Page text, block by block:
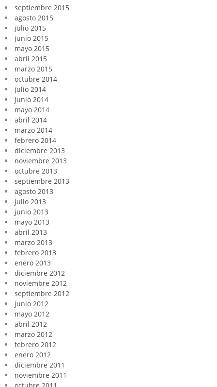
septiembre 2015
agosto 2015
julio 2015
junio 2015
mayo 2015
abril 2015
marzo 2015
octubre 2014
julio 2014
junio 2014
mayo 2014
abril 2014
marzo 2014
febrero 2014
diciembre 2013
noviembre 2013
octubre 2013
septiembre 2013
agosto 2013
julio 2013
junio 2013
mayo 2013
abril 2013
marzo 2013
febrero 2013
enero 2013
diciembre 2012
noviembre 2012
septiembre 2012
junio 2012
mayo 2012
abril 2012
marzo 2012
febrero 2012
enero 2012
diciembre 2011
noviembre 2011